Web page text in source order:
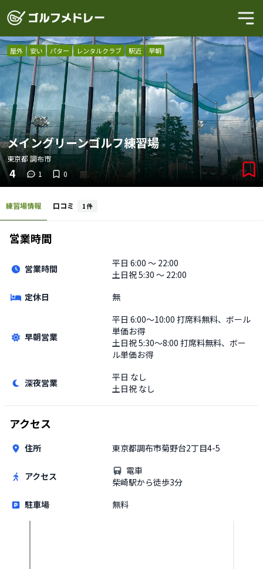
屋外 安い パター レンタルクラブ 駅近 早朝
メイングリーンゴルフ練習場
東京都 調布市
4 1 0
練習場情報 口コミ 1 件
営業時間
営業時間 平日 6:00 〜 22:00
土日祝5:30 〜 22:00
定休日
無
早朝営業
平日 6:00〜10:00 打席料無料、ボール
単価お得
土日祝5:30〜8:00 打席料無料、ボー
ル単価お得
深夜営業 平日 なし
土日祝 なし
アクセス
住所 東京都調布市菊野台2丁目4-5
アクセス
電車
柴崎駅から徒歩3分
駐車場
無料